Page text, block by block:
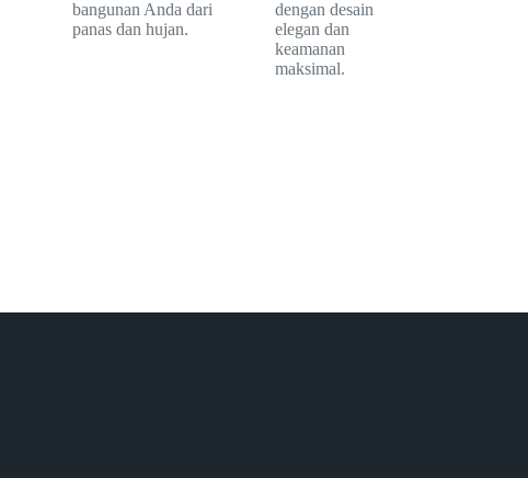
bangunan Anda dari
panas dan hujan.
dengan desain
elegan dan
keamanan
maksimal.